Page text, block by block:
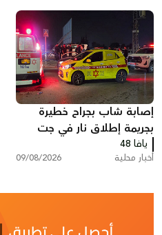
إصابة شاب بجراح خطيرة
بجريمة إطلاق نار في جت
يافا 48
أخبار محلية 09/08/2026